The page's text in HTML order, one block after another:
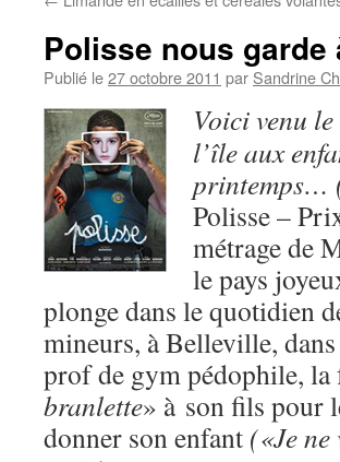
Polisse nous garde
Publié le27 octobre 2011 par Sandrine
Voici venu
l’île aux
printemps…
Polisse –
métrage de
le pays
plonge dans le quotidien
mineurs, à Belleville,
prof de gym pédophile,
branlette» à son fils pour
donner son enfant («Je ne